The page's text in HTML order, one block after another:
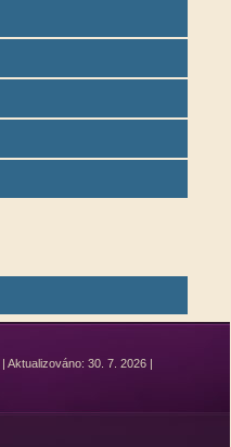
| Aktualizováno: 30. 7. 2026 |